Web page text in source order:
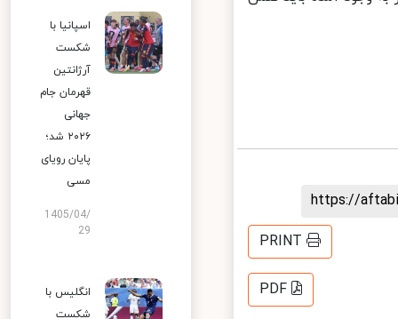
https://
PRINT
PDF
اسپانیا با
شکست
آرژانتین
قهرمان جام
جهانی
۲۰۲۶ شد؛
پایان رویای
مسی
1405/04/
29
انگلیس با
شکست